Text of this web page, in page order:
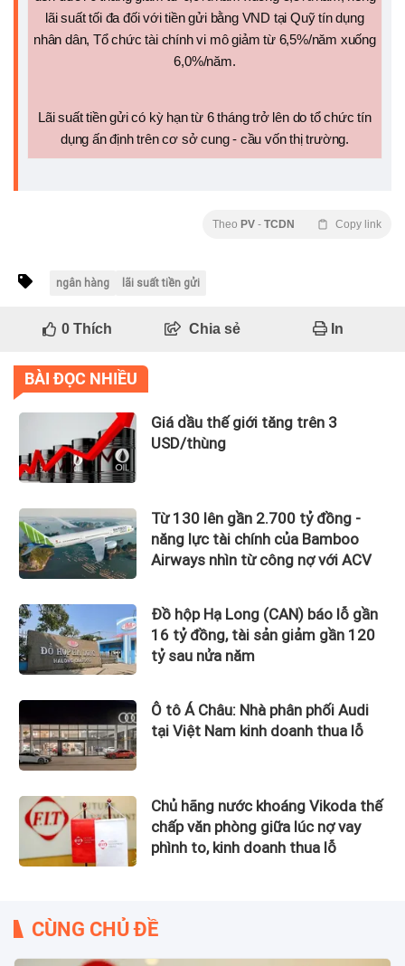
lãi suất tối đa đối với tiền gửi bằng VND tại Quỹ tín dụng
nhân dân, Tổ chức tài chính vi mô giảm từ 6,5%/năm xuống
6,0%/năm.
Lãi suất tiền gửi có kỳ hạn từ 6 tháng trở lên do tổ chức tín
dụng ấn định trên cơ sở cung - cầu vốn thị trường.
Theo PV - TCDN Copy link
ngân hàng lãi suất tiền gửi
0Thích Chia sẻ In
BÀI ĐỌC NHIỀU
Giá dầu thế giới tăng trên 3
USD/thùng
Từ 130 lên gần 2.700 tỷ đồng -
năng lực tài chính của Bamboo
Airways nhìn từ công nợ với ACV
Đồ hộp Hạ Long (CAN) báo lỗ gần
16 tỷ đồng, tài sản giảm gần 120
tỷ sau nửa năm
Ô tô Á Châu: Nhà phân phối Audi
tại Việt Nam kinh doanh thua lỗ
Chủ hãng nước khoáng Vikoda thế
chấp văn phòng giữa lúc nợ vay
phình to, kinh doanh thua lỗ
CÙNG CHỦ ĐỀ